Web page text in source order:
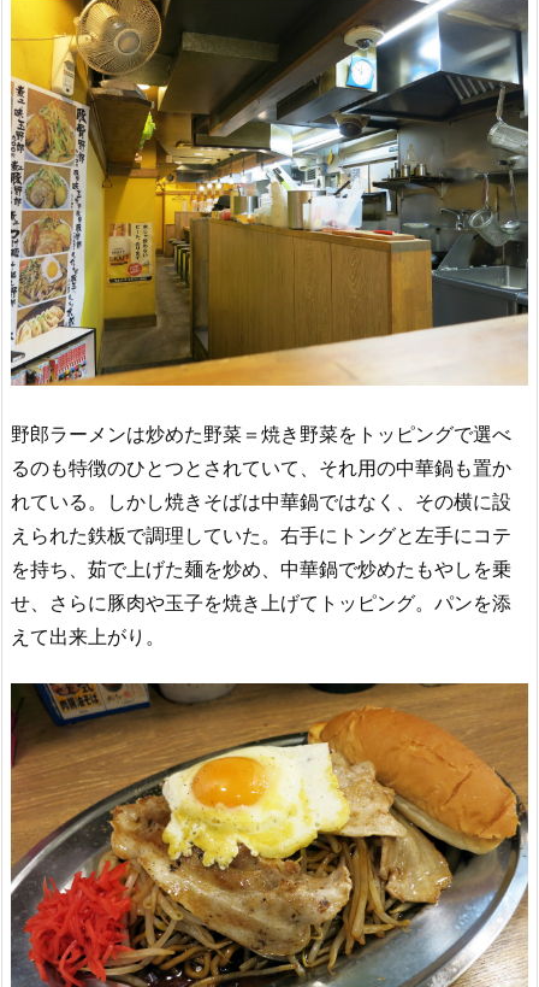
野郎ラーメンは炒めた野菜＝焼き野菜をトッピングで選べ
るのも特徴のひとつとされていて、それ用の中華鍋も置か
れている。しかし焼きそばは中華鍋ではなく、その横に設
えられた鉄板で調理していた。右手にトングと左手にコテ
を持ち、茹で上げた麺を炒め、中華鍋で炒めたもやしを乗
せ、さらに豚肉や玉子を焼き上げてトッピング。パンを添
えて出来上がり。